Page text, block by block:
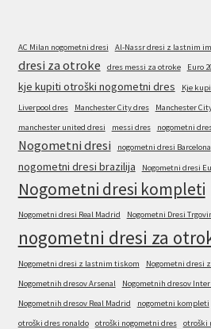
AC Milan nogometni dresi Al-Nassr dresi z lastnim
dresi za otroke dres messi za otroke Euro
kje kupiti otroški nogometni dres
Kje
Liverpool dres
Manchester City dres
Manchester
manchester united dresi
messi dres nogometni
Nogometni dresi nogometni dresi Barcelona
nogometni dresi brazilija Nogometni dresi
Nogometni dresi kompleti
Nogometni dresi Real Madrid Nogometni Dresi
nogometni dresi za
Nogometni dresi z lastnim tiskom
Nogometni dresi
Nogometnih dresov Arsenal
Nogometnih dresov
Nogometnih dresov Real Madrid
nogometni kompleti
otroški dres ronaldo
otroški nogometni dres otroški